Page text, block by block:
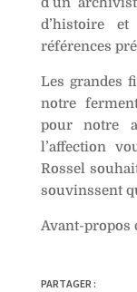
d’histoire
références
Les grandes
notre
pour notre
l’affection
Rossel
souvinssent
Avant-propos
PARTAGER :